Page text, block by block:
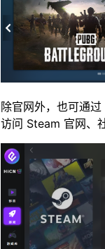
除官网外，也可通
访问 Steam 官网、